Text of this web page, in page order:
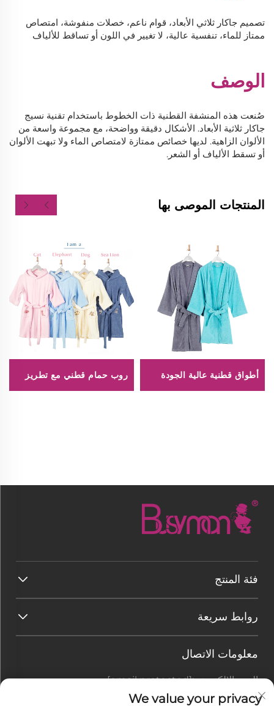
تصميم جاكار ثلاثي الأبعاد، قوام ناعم، خصلات منفوشة، امتصاص
ممتاز للماء، تنفسية عالية، لا تغيير في اللون أو تساقط للألياف
الوصف
صُنعت هذه المنشفة القطنية ذات الخطوط باستخدام تقنية نسيج
جاكار ثلاثية الأبعاد. الأشكال دقيقة وواضحة، مع مجموعة واسعة من
الألوان الزاهية. لديها خصائص ممتازة لامتصاص الماء ولا تبهت الألوان
أو تسقط الألياف أو الشعر.
المنتجات الموصى بها
أطواق قطنية عالية الجودة روب حمام قطني مع تطريز
فئة المنتج
روابط سريعة
معلومات الاتصال
البريد الإلكتروني:[email protected]
هاتف:+86-177 7875 6567
We value your privacy